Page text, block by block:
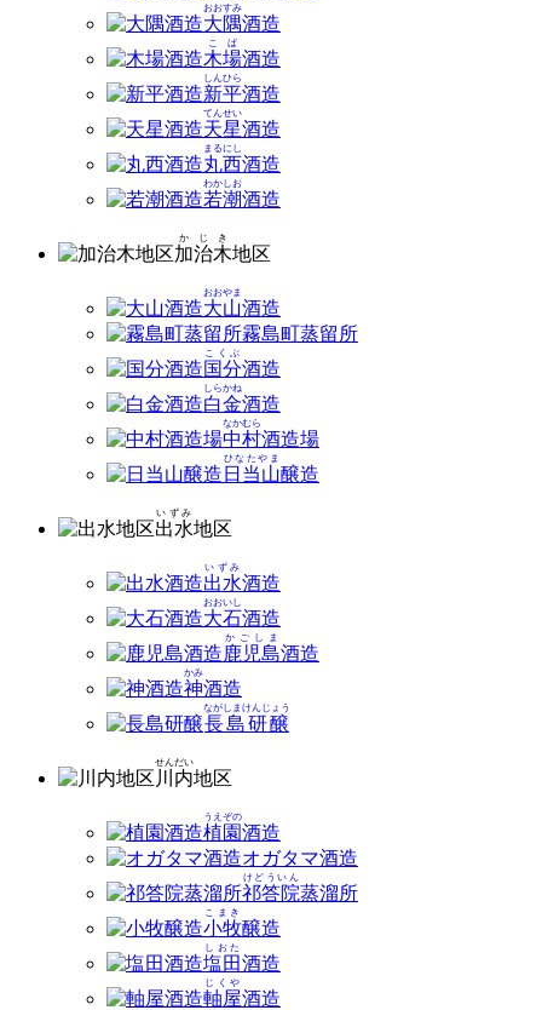
大隅
おおすみ
酒造
木場
こば
酒造
新平
しんひら
酒造
天星
てんせい
酒造
丸西
まるにし
酒造
若潮
わかしお
酒造
加治木
かじき
地区
大山
おおやま
酒造
霧島町蒸留所
国分
こくぶ
酒造
白金
しらかね
酒造
中村
なかむら
酒造場
日当山
ひなたやま
醸造
出水
いずみ
地区
出水
いずみ
酒造
大石
おおいし
酒造
鹿児島
かごしま
酒造
神
かみ
酒造
長島研醸
ながしまけんじょう
川内
せんだい
地区
植園
うえぞの
酒造
オガタマ酒造
祁答院
けどういん
蒸溜所
小牧
こまき
醸造
塩田
しおた
酒造
軸屋
じくや
酒造